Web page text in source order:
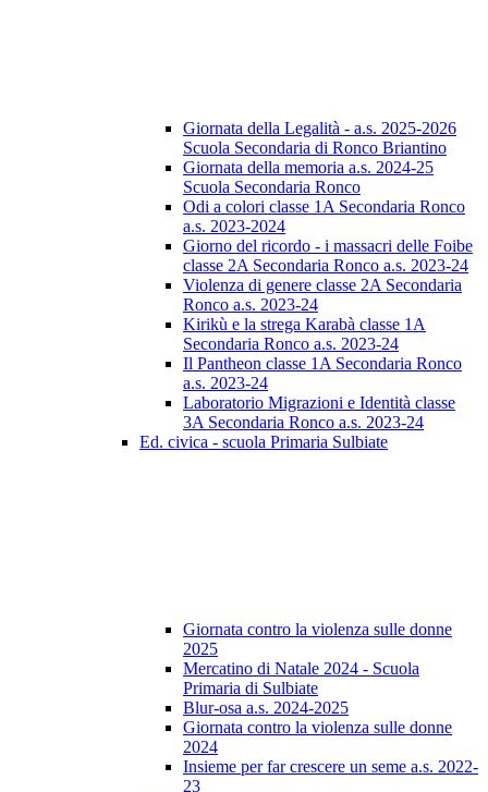
Giornata della Legalità - a.s. 2025-2026
Scuola Secondaria di Ronco Briantino
Giornata della memoria a.s. 2024-25
Scuola Secondaria Ronco
Odi a colori classe 1A Secondaria Ronco
a.s. 2023-2024
Giorno del ricordo - i massacri delle Foibe
classe 2A Secondaria Ronco a.s. 2023-24
Violenza di genere classe 2A Secondaria
Ronco a.s. 2023-24
Kirikù e la strega Karabà classe 1A
Secondaria Ronco a.s. 2023-24
Il Pantheon classe 1A Secondaria Ronco
a.s. 2023-24
Laboratorio Migrazioni e Identità classe
3A Secondaria Ronco a.s. 2023-24
Ed. civica - scuola Primaria Sulbiate
Giornata contro la violenza sulle donne
2025
Mercatino di Natale 2024 - Scuola
Primaria di Sulbiate
Blur-osa a.s. 2024-2025
Giornata contro la violenza sulle donne
2024
Insieme per far crescere un seme a.s. 2022-
23